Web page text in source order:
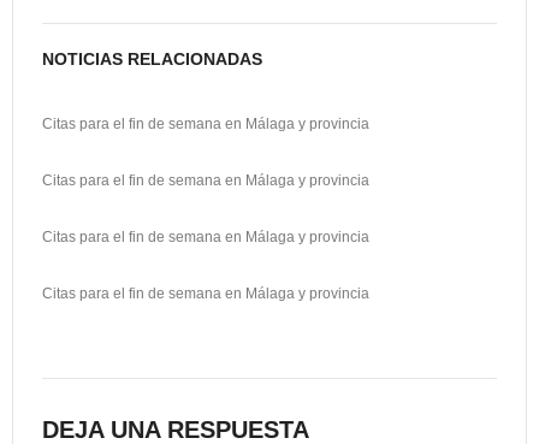
t
r
NOTICIAS RELACIONADAS
Citas para el fin de semana en Málaga y provincia
Citas para el fin de semana en Málaga y provincia
Citas para el fin de semana en Málaga y provincia
Citas para el fin de semana en Málaga y provincia
DEJA UNA RESPUESTA